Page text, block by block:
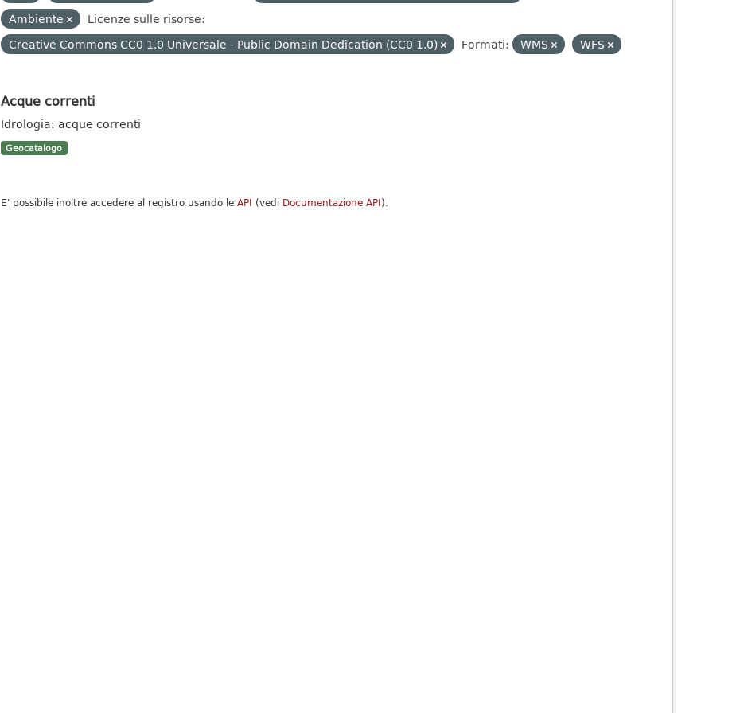
Ambiente
Licenze sulle risorse:
Creative Commons CC0 1.0 Universale - Public Domain Dedication (CC0 1.0)
Formati: WMS WFS
Acque correnti
Idrologia: acque correnti
Geocatalogo
E' possibile inoltre accedere al registro usando le API (vedi Documentazione API).